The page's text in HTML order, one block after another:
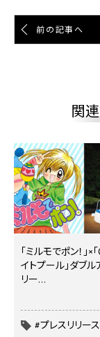
前の記事へ
関
｢ミルモでポン！｣×
イトプール｣ダブ
リー…
#プレスリリース